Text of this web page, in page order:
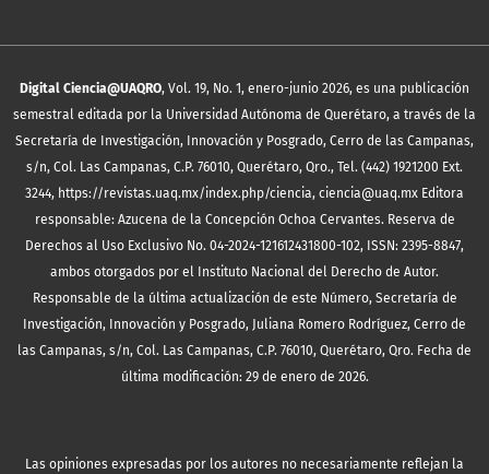
Digital Ciencia@UAQRO, Vol. 19, No. 1, enero-junio 2026, es una publicación
semestral editada por la Universidad Autónoma de Querétaro, a través de la
Secretaría de Investigación, Innovación y Posgrado, Cerro de las Campanas,
s/n, Col. Las Campanas, C.P. 76010, Querétaro, Qro., Tel. (442) 1921200 Ext.
3244, https://revistas.uaq.mx/index.php/ciencia, ciencia@uaq.mx Editora
responsable: Azucena de la Concepción Ochoa Cervantes. Reserva de
Derechos al Uso Exclusivo No. 04-2024-121612431800-102, ISSN: 2395-8847,
ambos otorgados por el Instituto Nacional del Derecho de Autor.
Responsable de la última actualización de este Número, Secretaría de
Investigación, Innovación y Posgrado, Juliana Romero Rodríguez, Cerro de
las Campanas, s/n, Col. Las Campanas, C.P. 76010, Querétaro, Qro. Fecha de
última modificación: 29 de enero de 2026.
Las opiniones expresadas por los autores no necesariamente reflejan la